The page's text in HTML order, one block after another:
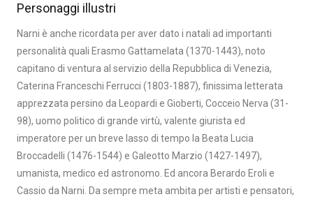
Personaggi illustri
Narni è anche ricordata per aver dato i natali ad importanti
personalità quali Erasmo Gattamelata (1370-1443), noto
capitano di ventura al servizio della Repubblica di Venezia,
Caterina Franceschi Ferrucci (1803-1887), finissima letterata
apprezzata persino da Leopardi e Gioberti, Cocceio Nerva (31-
98), uomo politico di grande virtù, valente giurista ed
imperatore per un breve lasso di tempo la Beata Lucia
Broccadelli (1476-1544) e Galeotto Marzio (1427-1497),
umanista, medico ed astronomo. Ed ancora Berardo Eroli e
Cassio da Narni. Da sempre meta ambita per artisti e pensatori,